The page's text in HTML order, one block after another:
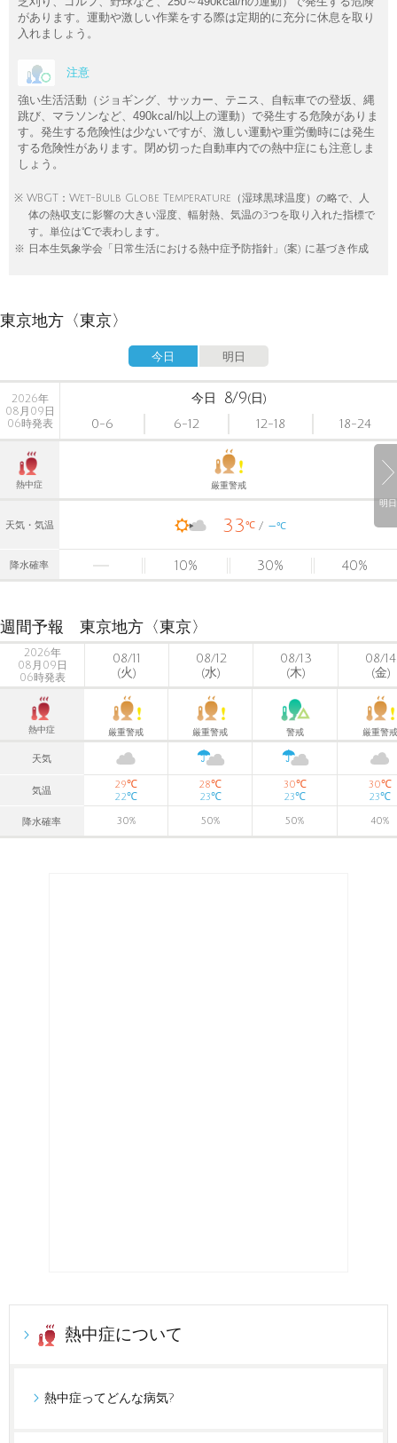
があります。運動や激しい作業をする際は定期的に充分に休息を取り
入れましょう。
注意
強い生活活動（ジョギング、サッカー、テニス、自転車での登坂、縄
跳び、マラソンなど、490kcal/h以上の運動）で発生する危険がありま
す。発生する危険性は少ないですが、激しい運動や重労働時には発生
する危険性があります。閉め切った自動車内での熱中症にも注意しま
しょう。
※ WBGT：Wet-Bulb Globe Temperature（湿球黒球温度）の略で、人
体の熱収支に影響の大きい湿度、輻射熱、気温の3つを取り入れた指標で
す。単位は℃で表わします。
※ 日本生気象学会「日常生活における熱中症予防指針」(案) に基づき作成
東京地方〈東京〉
今日 明日
明日
2026年
08月09日
06時発表
今日 8/9(日)
0-6
6-12 12-18 18-24
熱中症 厳重警戒
天気・気温 33℃ -℃
降水確率 10% 30% 40%
週間予報 東京地方〈東京〉
2026年
08月09日
06時発表
08/11
(火)
08/12
(水)
08/13
(木)
08/14
(金)
熱中症 厳重警戒 厳重警戒 警戒 厳重警戒
天気
気温
29℃
22℃
28℃
23℃
30℃
23℃
30℃
23℃
降水確率 30% 50% 50% 40%
熱中症について
熱中症ってどんな病気?